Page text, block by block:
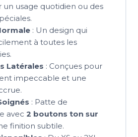
un usage quotidien ou des
: Un design qui
à toutes les
Latérales : Conçues pour
impeccable et une
: Patte de
avec 2 boutons ton sur
finition subtile.